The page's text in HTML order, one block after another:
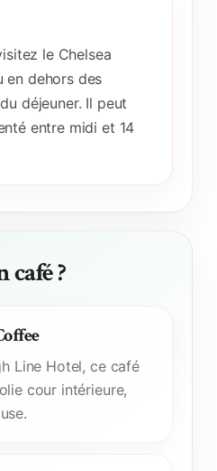
le Chelsea
en dehors des
déjeuner. Il peut
entre midi et 14
café ?
Line Hotel, ce café
cour intérieure,